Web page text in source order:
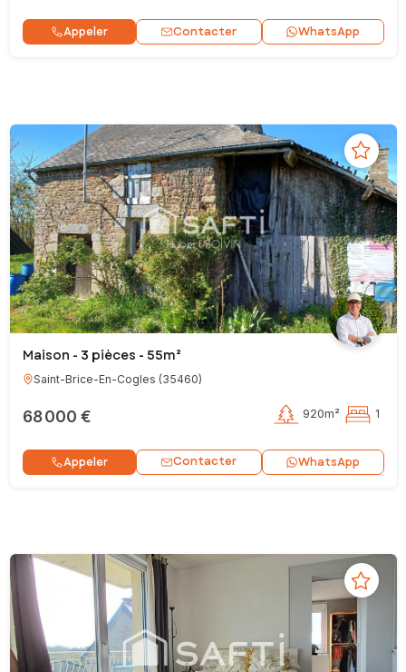
Appeler Contacter WhatsApp
Maison - 3 pièces - 55m²
Saint-Brice-En-Cogles (35460)
68 000 € 920m² 1
Appeler Contacter WhatsApp